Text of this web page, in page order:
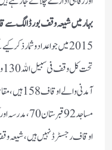
بہار میں شیعہ وقف بورڈ الگ سے
2015میں جو اعداد وشمار
آمدنی والے
اوقاف رجسٹرڈ نہیں ہیں، شیعہ